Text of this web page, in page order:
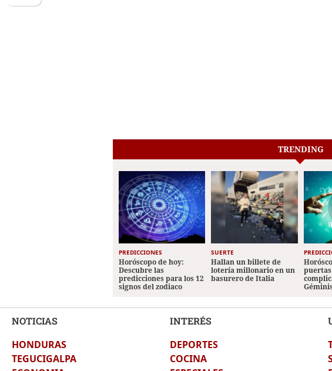
TRENDING
PREDICCIONES
Horóscopo de hoy:
Descubre las
predicciones para los 12
signos del zodiaco
SUERTE
Hallan un billete de
lotería millonario en un
basurero de Italia
NOTICIAS
HONDURAS
TEGUCIGALPA
INTERÉS
DEPORTES
COCINA